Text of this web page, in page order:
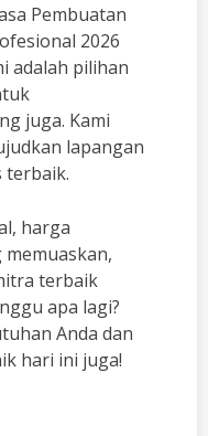
Pembuatan
2026
adalah pilihan
juga. Kami
lapangan
terbaik.
harga
terbaik
apa lagi?
Anda dan
hari ini juga!